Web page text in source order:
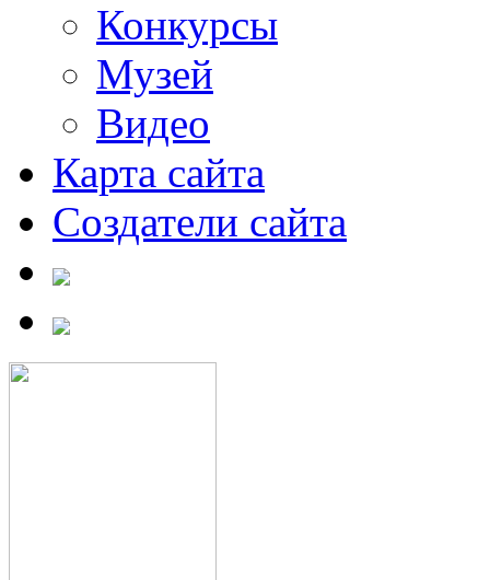
Конкурсы
Музей
Видео
Карта сайта
Создатели сайта